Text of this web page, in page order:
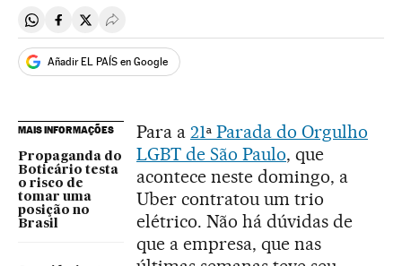
Compartir en Whatsapp
Compartir en Facebook
Compartir en Twitter
Desplegar Redes Sociales
Añadir EL PAÍS en Google
MAIS INFORMAÇÕES
Propaganda do
Boticário testa
o risco de
tomar uma
posição no
Brasil
Para a 21ª Parada do Orgulho
LGBT de São Paulo, que
acontece neste domingo, a
Uber contratou um trio
elétrico. Não há dúvidas de
que a empresa, que nas